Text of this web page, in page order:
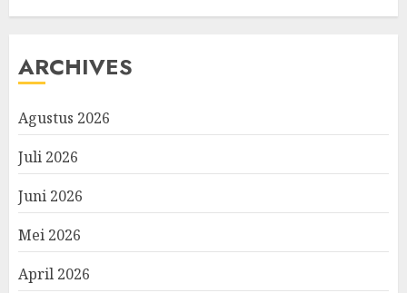
ARCHIVES
Agustus 2026
Juli 2026
Juni 2026
Mei 2026
April 2026